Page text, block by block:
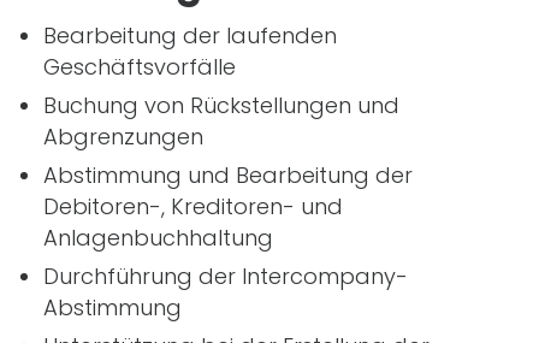
Bearbeitung der laufenden
Geschäftsvorfälle
Buchung von Rückstellungen und
Abgrenzungen
Abstimmung und Bearbeitung der
Debitoren-, Kreditoren- und
Anlagenbuchhaltung
Durchführung der Intercompany-
Abstimmung